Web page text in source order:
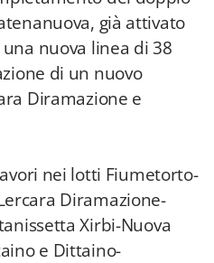
già attivato
nuova linea di 38
di un nuovo
Diramazione e
nei lotti Fiumetorto-
Diramazione-
Xirbi-Nuova
e Dittaino-